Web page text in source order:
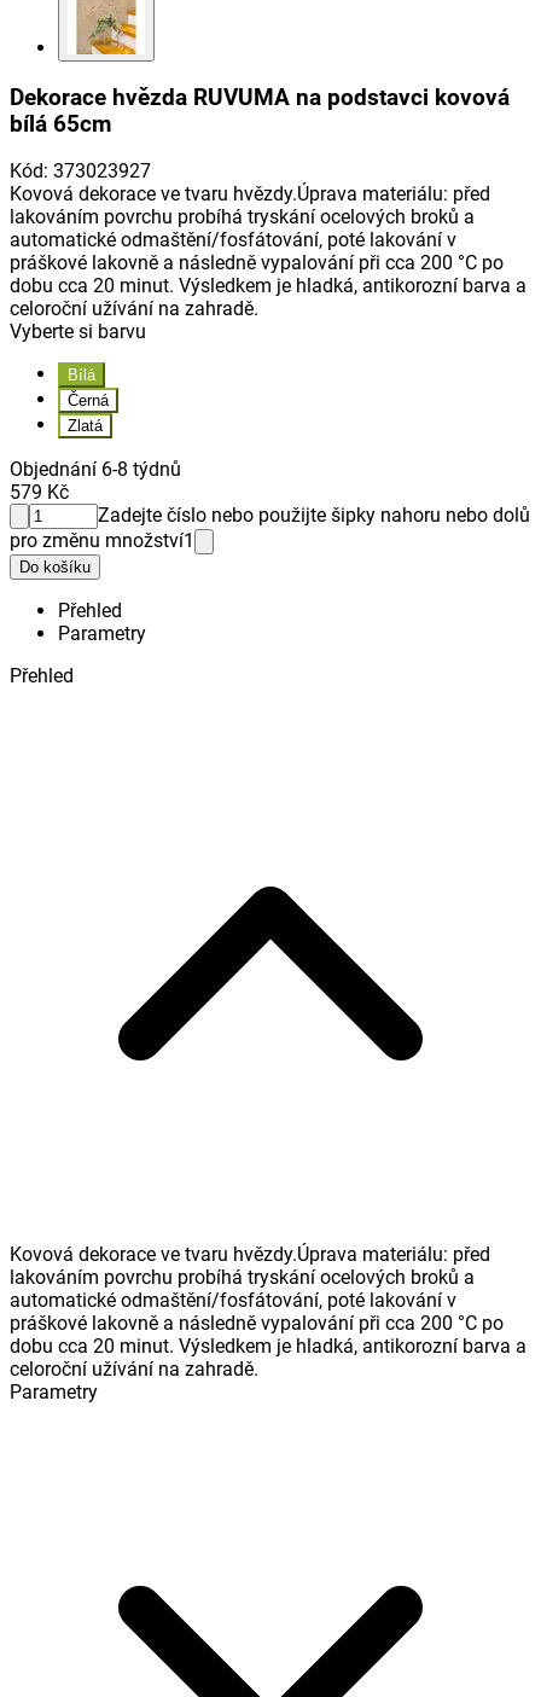
Dekorace hvězda RUVUMA na podstavci kovová
bílá 65cm
Kód: 373023927
Kovová dekorace ve tvaru hvězdy.Úprava materiálu: před
lakováním povrchu probíhá tryskání ocelových broků a
automatické odmaštění/fosfátování, poté lakování v
práškové lakovně a následně vypalování při cca 200 °C po
dobu cca 20 minut. Výsledkem je hladká, antikorozní barva a
celoroční užívání na zahradě.
Vyberte si barvu
Bílá
Černá
Zlatá
Objednání 6-8 týdnů
579 Kč
Zadejte číslo nebo použijte šipky nahoru nebo dolů
pro změnu množství1
Do košíku
Přehled
Parametry
Přehled
Kovová dekorace ve tvaru hvězdy.Úprava materiálu: před
lakováním povrchu probíhá tryskání ocelových broků a
automatické odmaštění/fosfátování, poté lakování v
práškové lakovně a následně vypalování při cca 200 °C po
dobu cca 20 minut. Výsledkem je hladká, antikorozní barva a
celoroční užívání na zahradě.
Parametry